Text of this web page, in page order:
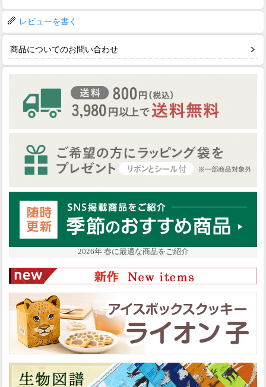
レビューを書く
商品についてのお問い合わせ